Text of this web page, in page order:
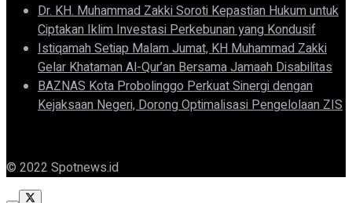
Dr. KH. Muhammad Zakki Soroti Kepastian Hukum untuk
Ciptakan Iklim Investasi Perkebunan yang Kondusif
Istiqamah Setiap Malam Jumat, KH Muhammad Zakki
Gelar Khataman Al-Qur’an Bersama Jamaah Disabilitas
BAZNAS Kota Probolinggo Perkuat Sinergi dengan
Kejaksaan Negeri, Dorong Optimalisasi Pengelolaan ZIS
© 2022 Spotnews.id